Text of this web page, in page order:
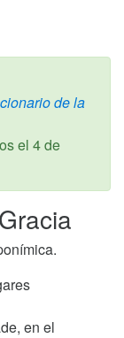
de la
el 4 de
en el